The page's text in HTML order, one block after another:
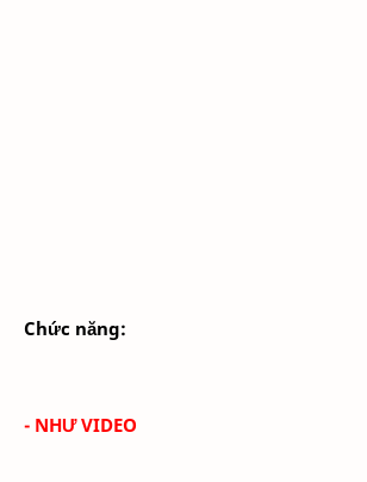
Chức năng:
- NHƯ VIDEO